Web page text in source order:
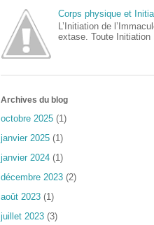
Corps physique et
L’Initiation de
extase. Toute Initiation
Archives du blog
octobre 2025 (1)
janvier 2025 (1)
janvier 2024 (1)
décembre 2023 (2)
août 2023 (1)
juillet 2023 (3)